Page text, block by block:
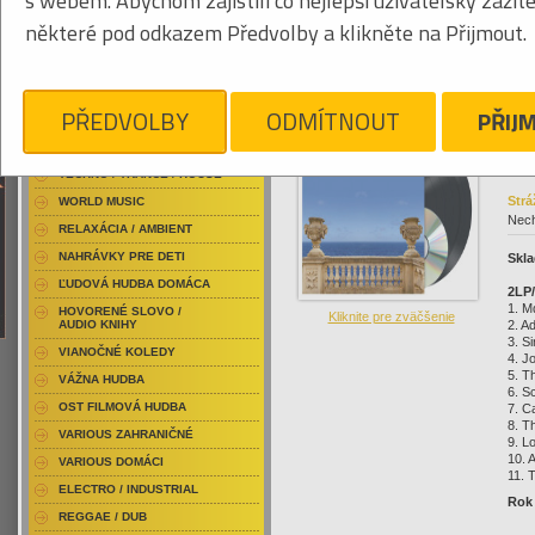
Kliknite pre zväčšenie
1.
2.
3.
4.
5.
6.
7.
8.
9.
10.
11.
RAP / HIP HOP DOMÁCI
RAP / HIP HOP ZAHRANIČNÝ
DVD / HUDBA
PUNK / HARDCORE
TECHNO / TRANCE / HOUSE
WORLD MUSIC
RELAXÁCIA / AMBIENT
NAHRÁVKY PRE DETI
ĽUDOVÁ HUDBA DOMÁCA
HOVORENÉ SLOVO /
AUDIO KNIHY
VIANOČNÉ KOLEDY
VÁŽNA HUDBA
OST FILMOVÁ HUDBA
VARIOUS ZAHRANIČNÉ
VARIOUS DOMÁCI
ELECTRO / INDUSTRIAL
REGGAE / DUB
některé pod odkazem Předvolby a klikněte na Přijmout.
PŘEDVOLBY ODMÍTNOUT